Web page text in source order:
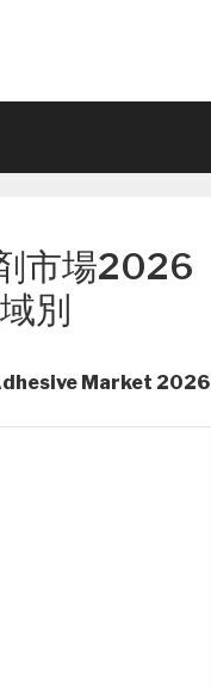
市場2026
別
Market 2026